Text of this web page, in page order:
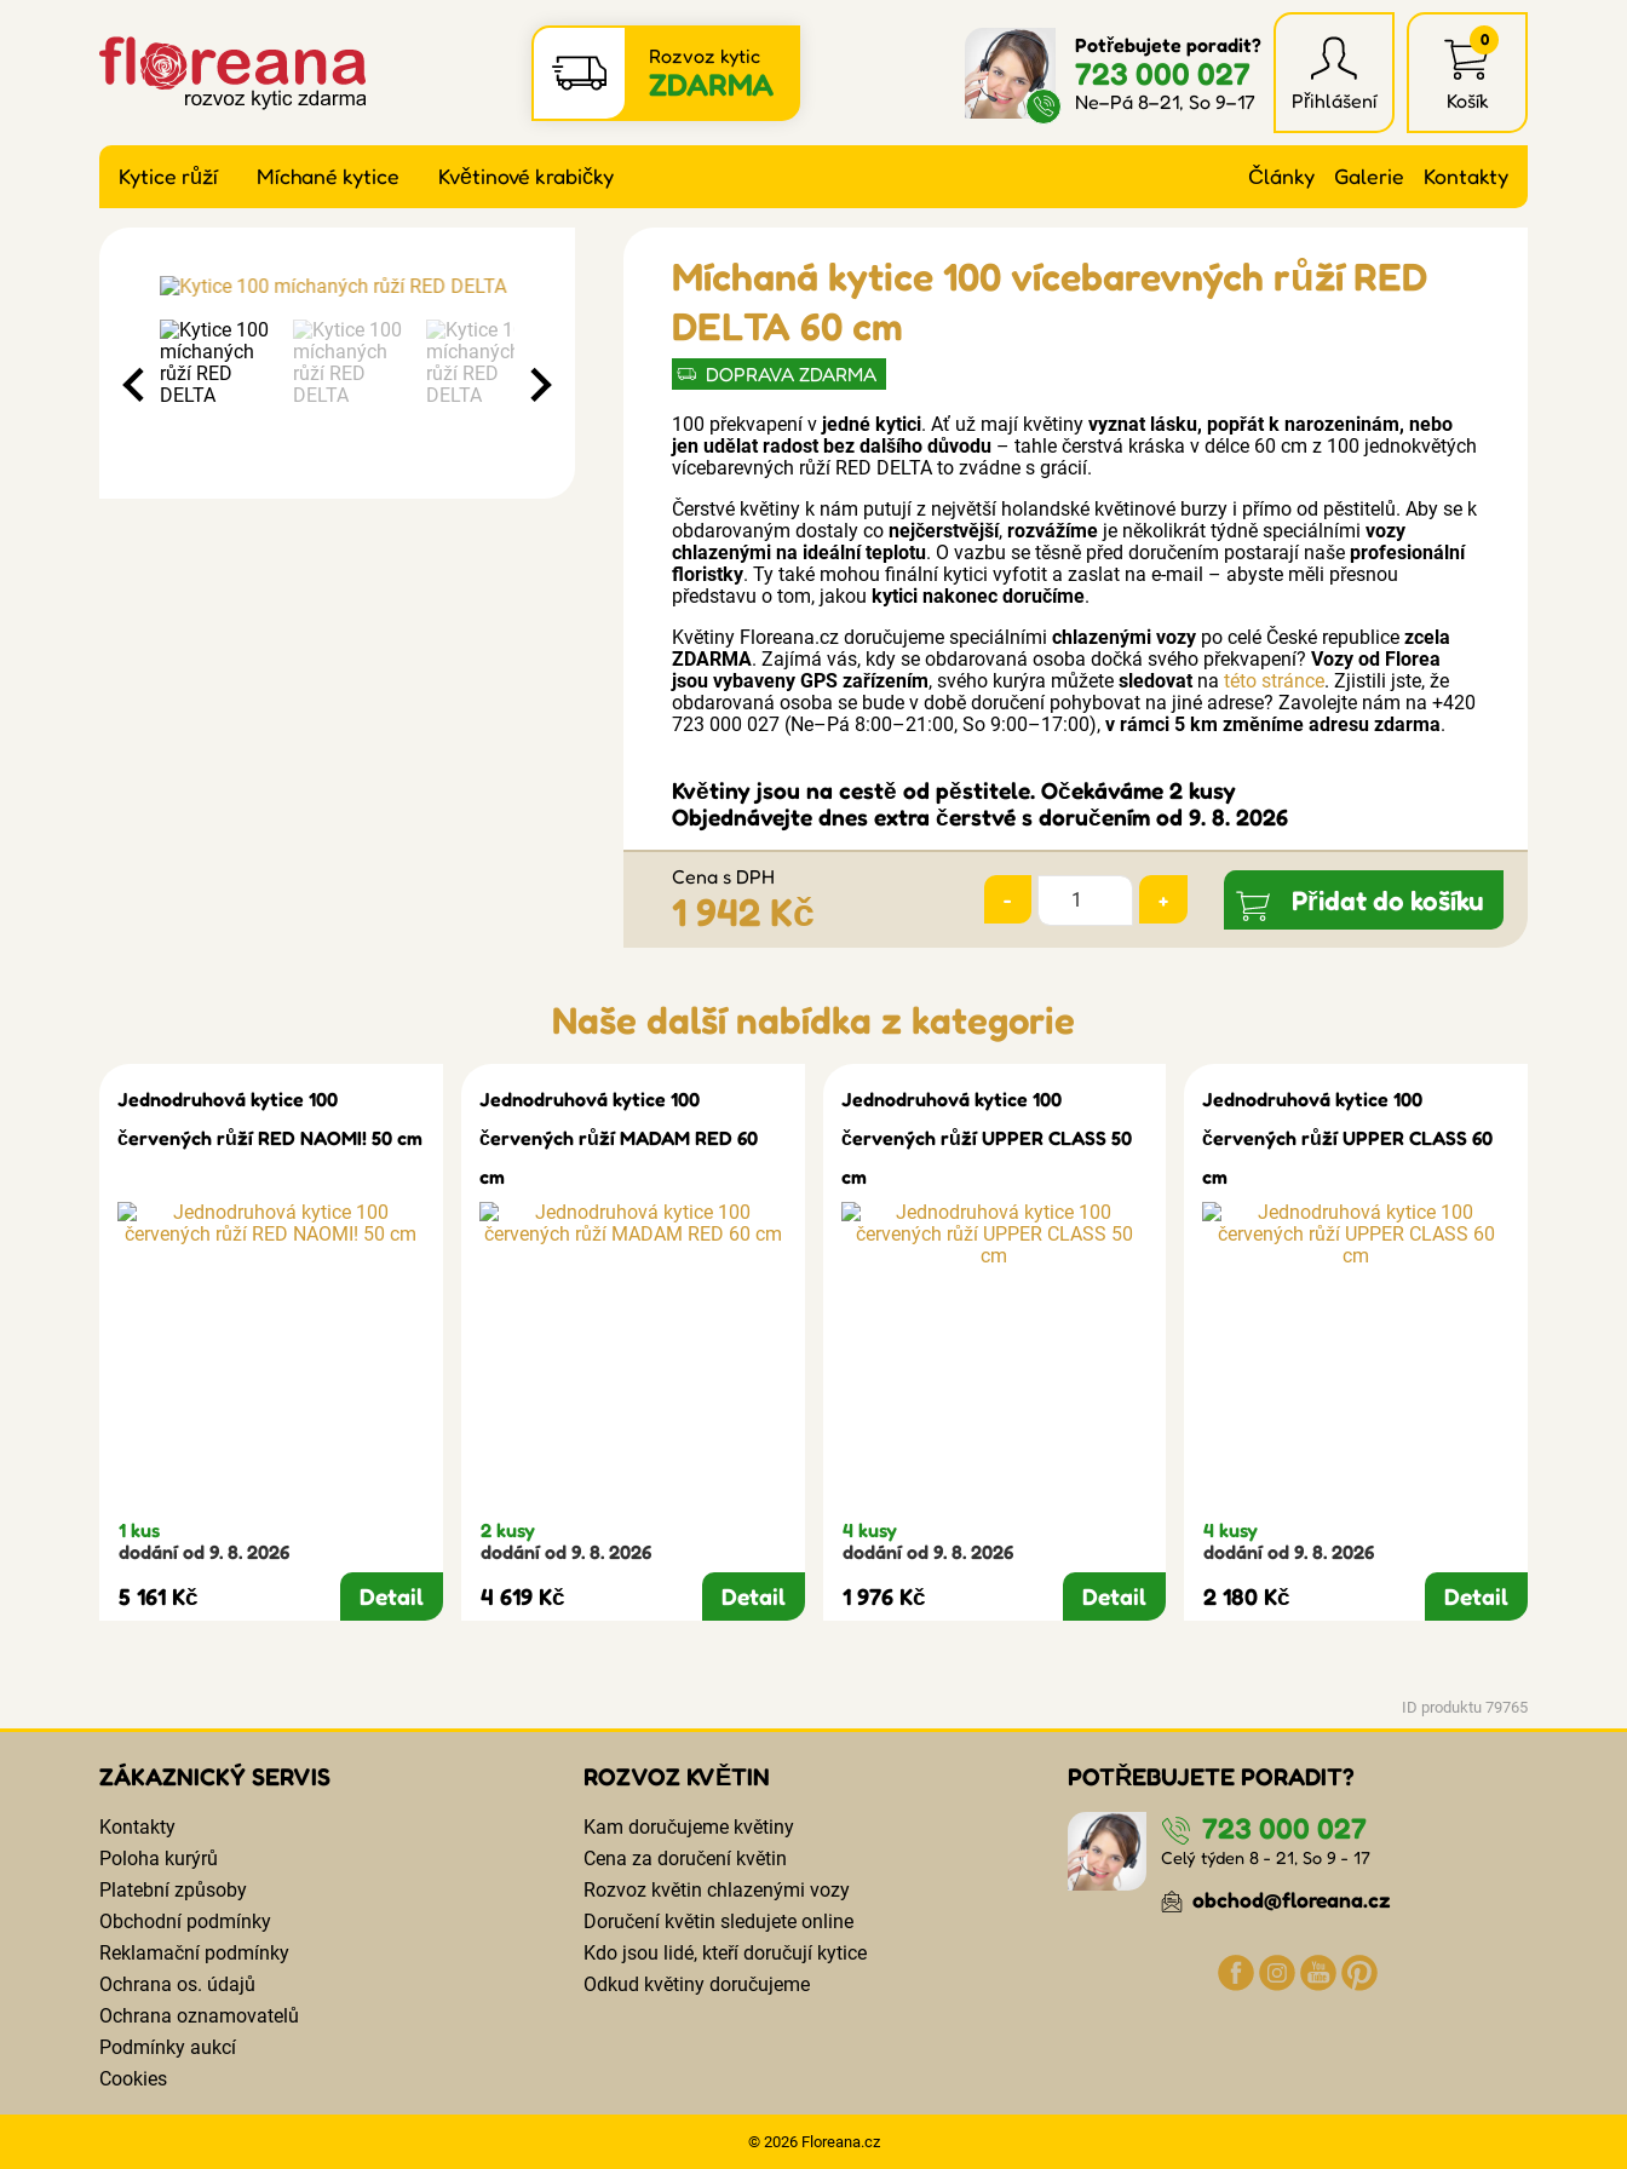
Rozvoz kytic
ZDARMA
Potřebujete poradit?
723 000 027
Ne–Pá 8–21, So 9–17 Přihlášení
0
Košík
Kytice růží Míchané kytice Květinové krabičky Články Galerie Kontakty
Míchaná kytice 100 vícebarevných růží RED
DELTA 60 cm
DOPRAVA ZDARMA
100 překvapení vjedné kytici. Ať už mají květinyvyznat lásku, popřát k narozeninám, nebo
jen udělat radost bez dalšího důvodu – tahle čerstvá kráska v délce 60 cm z 100 jednokvětých
vícebarevných růží RED DELTA to zvádne s grácií.
Čerstvé květiny k nám putují z největší holandské květinové burzy i přímo od pěstitelů. Aby se k
obdarovaným dostaly conejčerstvější,rozvážíme je několikrát týdně speciálnímivozy
chlazenými na ideální teplotu. O vazbu se těsně před doručením postarají našeprofesionální
floristky. Ty také mohou finální kytici vyfotit a zaslat na e-mail – abyste měli přesnou
představu o tom, jakoukytici nakonec doručíme.
Květiny Floreana.cz doručujeme speciálnímichlazenými vozy po celé České republicezcela
ZDARMA. Zajímá vás, kdy se obdarovaná osoba dočká svého překvapení?Vozy od Florea
jsou vybaveny GPS zařízením, svého kurýra můžetesledovatnatéto stránce. Zjistili jste, že
obdarovaná osoba se bude v době doručení pohybovat na jiné adrese? Zavolejte nám na +420
723 000 027 (Ne–Pá 8:00–21:00, So 9:00–17:00),v rámci 5 km změníme adresu zdarma.
Květiny jsou na cestě od pěstitele. Očekáváme 2 kusy
Objednávejte dnes extra čerstvé s doručením od 9. 8. 2026
Cena s DPH
1 942 Kč - + Přidat do košíku
Naše další nabídka z kategorie
Jednodruhová kytice 100
červených růží RED NAOMI! 50 cm
1 kus
dodání od 9. 8. 2026
5 161 Kč Detail
Jednodruhová kytice 100
červených růží MADAM RED 60
cm
2 kusy
dodání od 9. 8. 2026
4 619 Kč Detail
Jednodruhová kytice 100
červených růží UPPER CLASS 50
cm
4 kusy
dodání od 9. 8. 2026
1 976 Kč Detail
Jednodruhová kytice 100
červených růží UPPER CLASS 60
cm
4 kusy
dodání od 9. 8. 2026
2 180 Kč Detail
ID produktu 79765
ZÁKAZNICKÝ SERVIS
Kontakty
Poloha kurýrů
Platební způsoby
Obchodní podmínky
Reklamační podmínky
Ochrana os. údajů
Ochrana oznamovatelů
Podmínky aukcí
Cookies
ROZVOZ KVĚTIN
Kam doručujeme květiny
Cena za doručení květin
Rozvoz květin chlazenými vozy
Doručení květin sledujete online
Kdo jsou lidé, kteří doručují kytice
Odkud květiny doručujeme
POTŘEBUJETE PORADIT?
723 000 027
Celý týden 8 - 21, So 9 - 17
obchod@floreana.cz
© 2026 Floreana.cz